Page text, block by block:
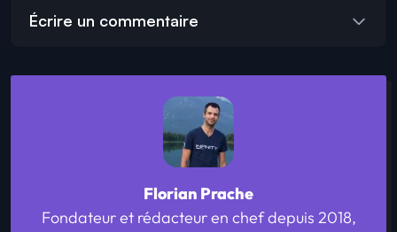
Écrire un commentaire
Florian Prache
Fondateur et rédacteur en chef depuis 2018,